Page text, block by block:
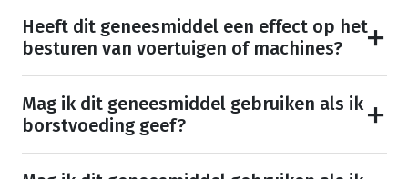
Heeft dit geneesmiddel een effect op het
besturen van voertuigen of machines?
Mag ik dit geneesmiddel gebruiken als ik
borstvoeding geef?